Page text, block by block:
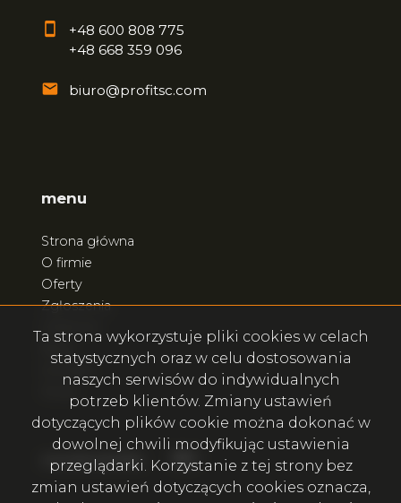
+48 600 808 775
+48 668 359 096
biuro@profitsc.com
menu
Strona główna
O firmie
Oferty
Zgłoszenia
Kontakt
social.media Facebook
Facebook
Ta strona wykorzystuje pliki cookies w celach
statystycznych oraz w celu dostosowania
naszych serwisów do indywidualnych
potrzeb klientów. Zmiany ustawień
dotyczących plików cookie można dokonać w
dowolnej chwili modyfikując ustawienia
przeglądarki. Korzystanie z tej strony bez
zmian ustawień dotyczących cookies oznacza,